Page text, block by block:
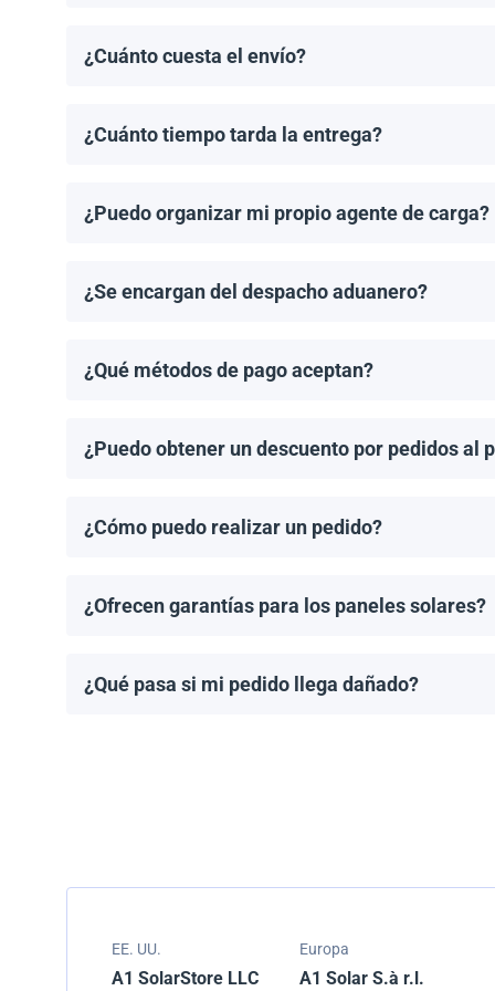
¿Cuánto cuesta el envío?
¿Cuánto tiempo tarda la entrega?
¿Puedo organizar mi propio agente de carga?
¿Se encargan del despacho aduanero?
¿Qué métodos de pago aceptan?
¿Puedo obtener un descuento por pedidos al
¿Cómo puedo realizar un pedido?
¿Ofrecen garantías para los paneles solares?
¿Qué pasa si mi pedido llega dañado?
EE. UU.
A1 SolarStore LLC
Europa
A1 Solar S.à r.l.